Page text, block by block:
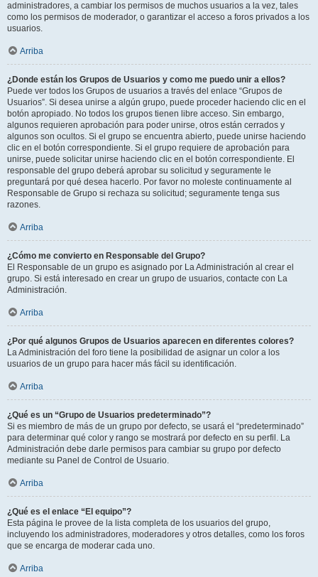
administradores, a cambiar los permisos de muchos usuarios a la vez, tales
como los permisos de moderador, o garantizar el acceso a foros privados a los
usuarios.
Arriba
¿Donde están los Grupos de Usuarios y como me puedo unir a ellos?
Puede ver todos los Grupos de usuarios a través del enlace “Grupos de
Usuarios”. Si desea unirse a algún grupo, puede proceder haciendo clic en el
botón apropiado. No todos los grupos tienen libre acceso. Sin embargo,
algunos requieren aprobación para poder unirse, otros están cerrados y
algunos son ocultos. Si el grupo se encuentra abierto, puede unirse haciendo
clic en el botón correspondiente. Si el grupo requiere de aprobación para
unirse, puede solicitar unirse haciendo clic en el botón correspondiente. El
responsable del grupo deberá aprobar su solicitud y seguramente le
preguntará por qué desea hacerlo. Por favor no moleste continuamente al
Responsable de Grupo si rechaza su solicitud; seguramente tenga sus
razones.
Arriba
¿Cómo me convierto en Responsable del Grupo?
El Responsable de un grupo es asignado por La Administración al crear el
grupo. Si está interesado en crear un grupo de usuarios, contacte con La
Administración.
Arriba
¿Por qué algunos Grupos de Usuarios aparecen en diferentes colores?
La Administración del foro tiene la posibilidad de asignar un color a los
usuarios de un grupo para hacer más fácil su identificación.
Arriba
¿Qué es un “Grupo de Usuarios predeterminado”?
Si es miembro de más de un grupo por defecto, se usará el “predeterminado”
para determinar qué color y rango se mostrará por defecto en su perfil. La
Administración debe darle permisos para cambiar su grupo por defecto
mediante su Panel de Control de Usuario.
Arriba
¿Qué es el enlace “El equipo”?
Esta página le provee de la lista completa de los usuarios del grupo,
incluyendo los administradores, moderadores y otros detalles, como los foros
que se encarga de moderar cada uno.
Arriba